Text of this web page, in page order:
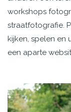
workshops
straatfotografie.
kijken, spelen en
een aparte